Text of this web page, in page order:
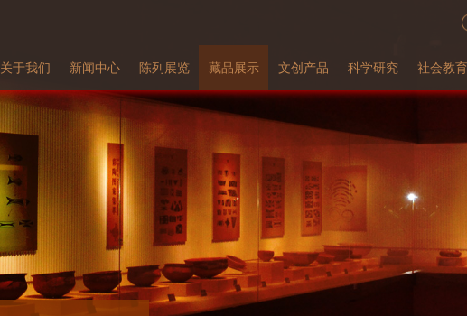
关于我们 新闻中心 陈列展览 藏品展示 文创产品 科学研究 社会教育